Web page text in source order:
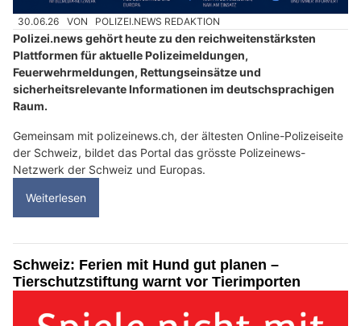
30.06.26 VON POLIZEI.NEWS REDAKTION
Polizei.news gehört heute zu den reichweitenstärksten
Plattformen für aktuelle Polizeimeldungen,
Feuerwehrmeldungen, Rettungseinsätze und
sicherheitsrelevante Informationen im deutschsprachigen
Raum.
Gemeinsam mit polizeinews.ch, der ältesten Online-Polizeiseite
der Schweiz, bildet das Portal das grösste Polizeinews-
Netzwerk der Schweiz und Europas.
Weiterlesen
Schweiz: Ferien mit Hund gut planen –
Tierschutzstiftung warnt vor Tierimporten